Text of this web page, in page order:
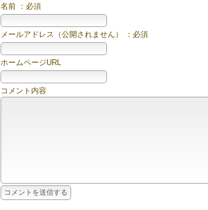
名前 ：必須
メールアドレス（公開されません） ：必須
ホームページURL
コメント内容